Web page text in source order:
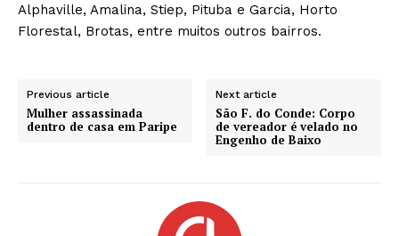
Alphaville, Amalina, Stiep, Pituba e Garcia, Horto
Florestal, Brotas, entre muitos outros bairros.
Previous article
Mulher assassinada
dentro de casa em Paripe
Next article
São F. do Conde: Corpo
de vereador é velado no
Engenho de Baixo